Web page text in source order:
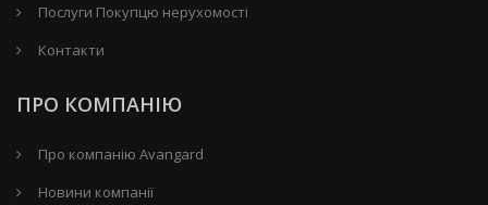
Послуги Покупцю нерухомості
Контакти
ПРО КОМПАНІЮ
Про компанію Avangard
Новини компанії